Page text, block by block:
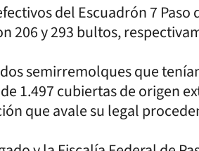
del Escuadrón 7 Paso
206 y 293 bultos,
semirremolques que
1.497 cubiertas de origen
que avale su legal